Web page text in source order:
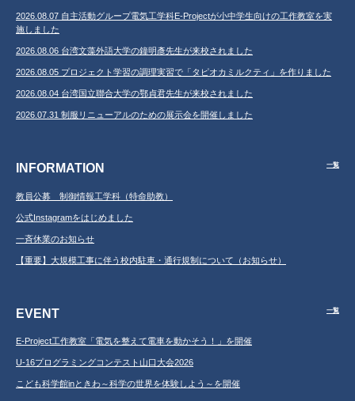
2026.08.07 自主活動グループ電気工学科E-Projectが小中学生向けの工作教室を実
施しました
2026.08.06 台湾文藻外語大学の鐘明彥先生が来校されました
2026.08.05 プロジェクト学習の調理実習で「タピオカミルクティ」を作りました
2026.08.04 台湾国立聯合大学の鄂貞君先生が来校されました
2026.07.31 制服リニューアルのための展示会を開催しました
INFORMATION 一覧
教員公募 制御情報工学科（特命助教）
公式Instagramをはじめました
一斉休業のお知らせ
【重要】大規模工事に伴う校内駐車・通行規制について（お知らせ）
EVENT 一覧
E-Project工作教室「電気を整えて電車を動かそう！」を開催
U-16プログラミングコンテスト山口大会2026
こども科学館inときわ～科学の世界を体験しよう～を開催